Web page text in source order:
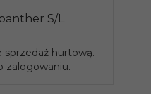
S/L
sprzedaż hurtową.
zalogowaniu.